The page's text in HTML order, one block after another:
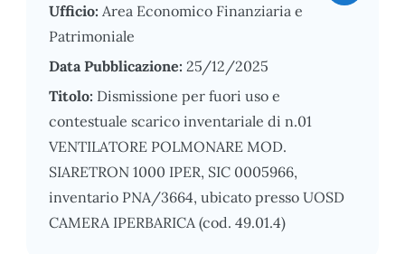
Ufficio: Area Economico Finanziaria e
Patrimoniale
Data Pubblicazione: 25/12/2025
Titolo: Dismissione per fuori uso e
contestuale scarico inventariale di n.01
VENTILATORE POLMONARE MOD.
SIARETRON 1000 IPER, SIC 0005966,
inventario PNA/3664, ubicato presso UOSD
CAMERA IPERBARICA (cod. 49.01.4)